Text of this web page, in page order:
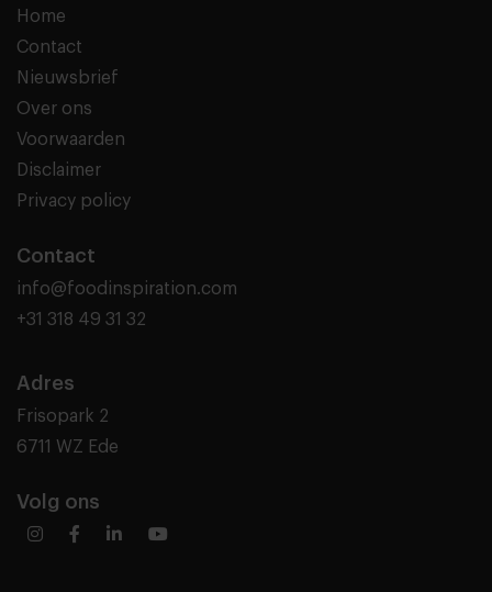
Home
Contact
Nieuwsbrief
Over ons
Voorwaarden
Disclaimer
Privacy policy
Contact
info@foodinspiration.com
+31 318 49 31 32
Adres
Frisopark 2
6711 WZ Ede
Volg ons